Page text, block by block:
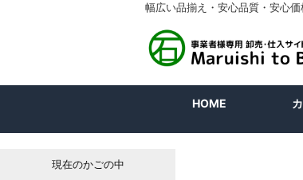
幅広い品揃え・安心品質・安心
HOME
現在のかごの中